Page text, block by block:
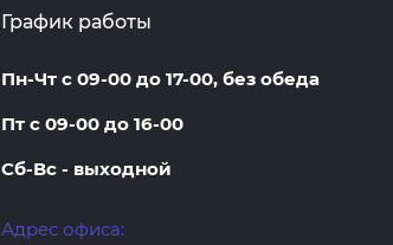
График работы
Пн-Чт с 09-00 до 17-00, без обеда
Пт с 09-00 до 16-00
Сб-Вс - выходной
Адрес офиса: